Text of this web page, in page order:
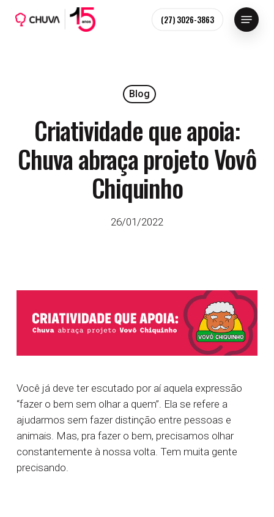
(27) 3026-3863
Menu
Blog
Criatividade que apoia:
Chuva abraça projeto Vovô
Chiquinho
26/01/2022
Você já deve ter escutado por aí aquela expressão
“fazer o bem sem olhar a quem”. Ela se refere a
ajudarmos sem fazer distinção entre pessoas e
animais. Mas, pra fazer o bem, precisamos olhar
constantemente à nossa volta. Tem muita gente
precisando.